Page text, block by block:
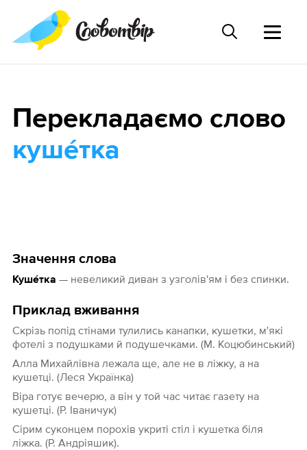
Значення слова
Куше́тка — невеликий диван з узголів'ям і без спинки.
Приклад вживання
Скрізь попід стінами тулились канапки, кушетки, м'які
фотелі з подушками й подушечками. (М. Коцюбинський)
Алла Михайлівна лежала ще, але не в ліжку, а на
кушетці. (Леся Українка)
Віра готує вечерю, а він у той час читає газету на
кушетці. (Р. Іваничук)
Сiрим суконцем порохiв укритi стiл i кушетка бiля
лiжка. (Р. Андріяшик).
Перекладаємо слово
куше́тка